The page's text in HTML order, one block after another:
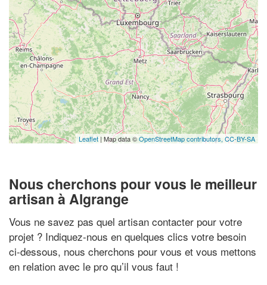
Leaflet | Map data ©OpenStreetMap contributors, CC-BY-SA
Nous cherchons pour vous le meilleur
artisan à Algrange
Vous ne savez pas quel artisan contacter pour votre
projet ? Indiquez-nous en quelques clics votre besoin
ci-dessous, nous cherchons pour vous et vous mettons
en relation avec le pro qu’il vous faut !